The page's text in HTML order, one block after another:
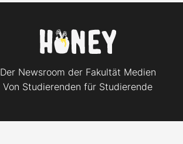
Der Newsroom der Fakultät Medien
Von Studierenden für Studierende